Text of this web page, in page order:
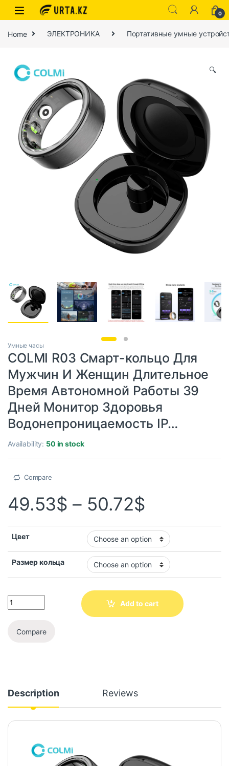
0
Home ЭЛЕКТРОНИКА Портативные умные
🔍
Умные часы
COLMI R03 Смарт-кольцо Для
Мужчин И Женщин Длительное
Время Автономной Работы 39
Дней Монитор Здоровья
Водонепроницаемость IP…
Availability: 50 in stock
Compare
49.53$ – 50.72$
Цвет
Размер кольца
Add to cart
Compare
Description Reviews
Video
Player